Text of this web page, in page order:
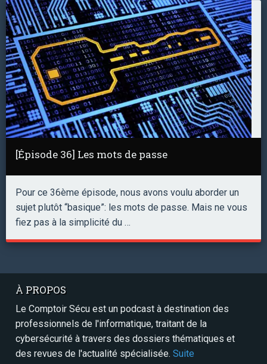
[Épisode 36] Les mots de passe
Pour ce 36ème épisode, nous avons voulu aborder un
sujet plutôt “basique”: les mots de passe. Mais ne vous
fiez pas à la simplicité du …
À PROPOS
Le Comptoir Sécu est un podcast à destination des
professionnels de l'informatique, traitant de la
cybersécurité à travers des dossiers thématiques et
des revues de l'actualité spécialisée. Suite